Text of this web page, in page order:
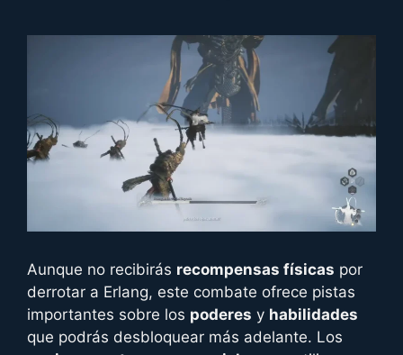
Aunque no recibirás recompensas físicas por
derrotar a Erlang, este combate ofrece pistas
importantes sobre los poderes y habilidades
que podrás desbloquear más adelante. Los